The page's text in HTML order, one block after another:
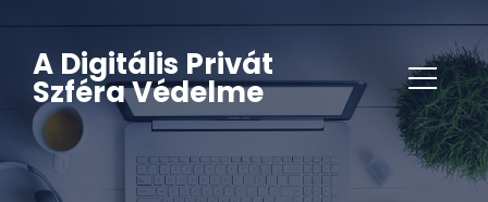
A Digitális Privát
Szféra Védelme